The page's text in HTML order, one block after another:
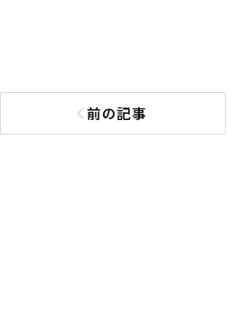
前の記事
前の記事へ